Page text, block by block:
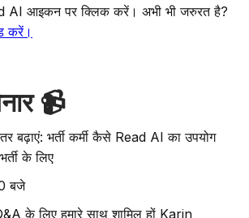
AI आइकन पर क्लिक करें। अभी भी जरुरत है?
करें।
📹
बढ़ाएं: भर्ती कर्मी कैसे Read AI का उपयोग
के लिए
बजे
के लिए हमारे साथ शामिल हों Karin